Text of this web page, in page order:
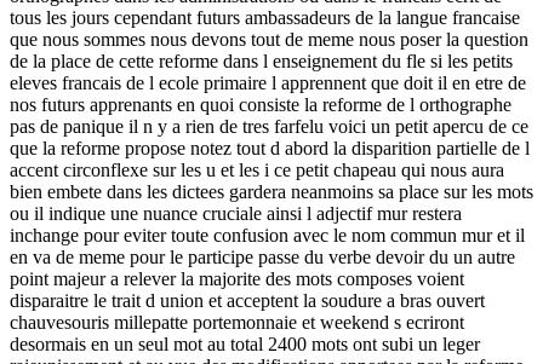
tous les jours cependant futurs ambassadeurs de la langue francaise
que nous sommes nous devons tout de meme nous poser la question
de la place de cette reforme dans l enseignement du fle si les petits
eleves francais de l ecole primaire l apprennent que doit il en etre de
nos futurs apprenants en quoi consiste la reforme de l orthographe
pas de panique il n y a rien de tres farfelu voici un petit apercu de ce
que la reforme propose notez tout d abord la disparition partielle de l
accent circonflexe sur les u et les i ce petit chapeau qui nous aura
bien embete dans les dictees gardera neanmoins sa place sur les mots
ou il indique une nuance cruciale ainsi l adjectif mur restera
inchange pour eviter toute confusion avec le nom commun mur et il
en va de meme pour le participe passe du verbe devoir du un autre
point majeur a relever la majorite des mots composes voient
disparaitre le trait d union et acceptent la soudure a bras ouvert
chauvesouris millepatte portemonnaie et weekend s ecriront
desormais en un seul mot au total 2400 mots ont subi un leger